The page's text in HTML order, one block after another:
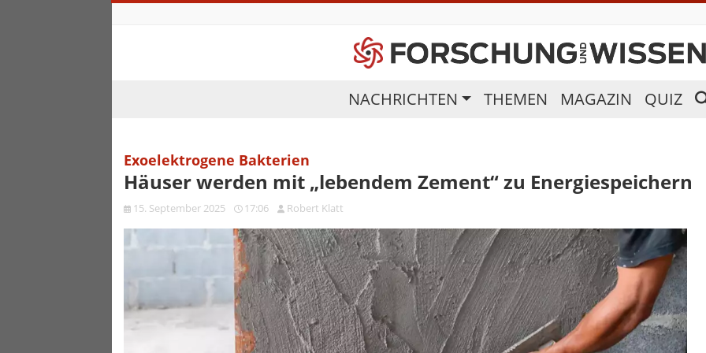
NACHRICHTEN THEMEN MAGAZIN QUIZ
Exoelektrogene Bakterien
Häuser werden mit „lebendem Zement“ zu Energiespeichern
15. September 2025 17:06 Robert Klatt